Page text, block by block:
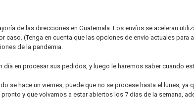
de las direcciones en Guatemala. Los envíos se aceleran
caso. (Tenga en cuenta que las opciones de envío actuales
de la pandemia.
día en procesar sus pedidos, y luego le haremos saber cuando
se hace un viernes, puede que no se procese hasta el lunes,
y que volvamos a estar abiertos los 7 días de la semana,